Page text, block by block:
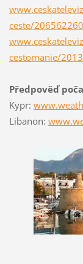
ceste/
cestomanie/
Předpověď
Kypr:
Libanon: